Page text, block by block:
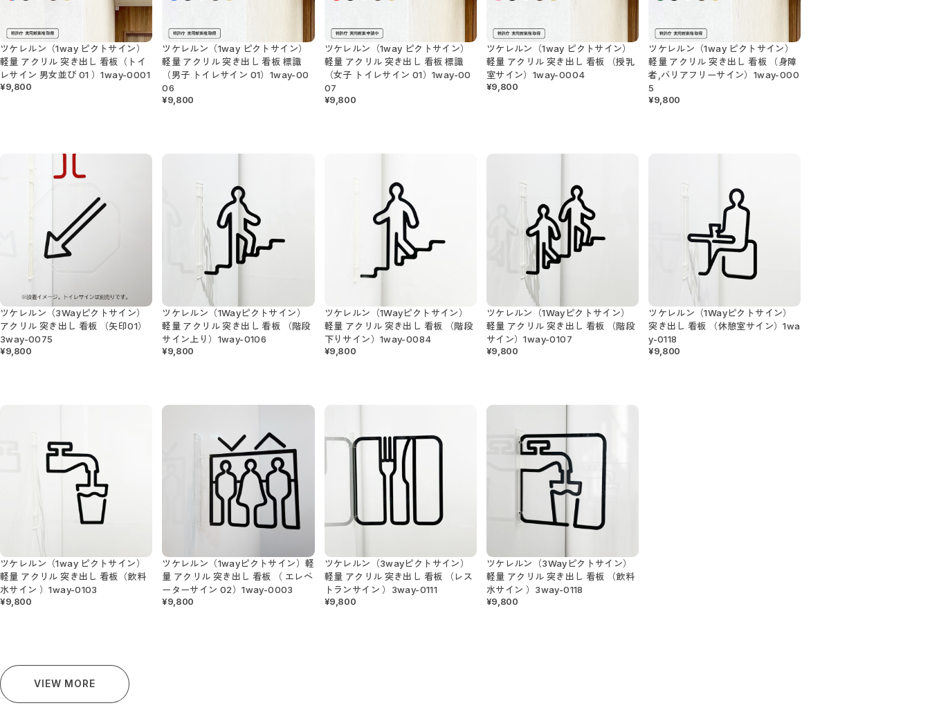
ツケレルン（1way ピクトサイン）
軽量 アクリル 突き出し 看板（トイ
レサイン 男女並び 01 ）1way-0001
¥9,800
ツケレルン（1way ピクトサイン）
軽量 アクリル 突き出し 看板 標識
（男子 トイレサイン 01）1way-00
06
¥9,800
ツケレルン（1way ピクトサイン）
軽量 アクリル 突き出し 看板 標識
（女子 トイレサイン 01）1way-00
07
¥9,800
ツケレルン（1way ピクトサイン）
軽量 アクリル 突き出し 看板 （授乳
室サイン）1way-0004
¥9,800
ツケレルン（1way ピクトサイン）
軽量 アクリル 突き出し 看板 （身障
者,バリアフリーサイン）1way-000
5
¥9,800
ツケレルン（3Wayピクトサイン）
アクリル 突き出し 看板 （矢印01）
3way-0075
¥9,800
ツケレルン（1Wayピクトサイン）
軽量 アクリル 突き出し 看板 （階段
サイン上り）1way-0106
¥9,800
ツケレルン（1Wayピクトサイン）
軽量 アクリル 突き出し 看板 （階段
下りサイン）1way-0084
¥9,800
ツケレルン（1Wayピクトサイン）
軽量 アクリル 突き出し 看板 （階段
サイン）1way-0107
¥9,800
ツケレルン（1Wayピクトサイン）
突き出し 看板 （休憩室サイン）1wa
y-0118
¥9,800
ツケレルン（1way ピクトサイン）
軽量 アクリル 突き出し 看板（飲料
水サイン ）1way-0103
¥9,800
ツケレルン（1wayピクトサイン）軽
量 アクリル 突き出し 看板 （ エレベ
ーターサイン 02）1way-0003
¥9,800
ツケレルン（3wayピクトサイン）
軽量 アクリル 突き出し 看板 （レス
トランサイン ）3way-0111
¥9,800
ツケレルン（3Wayピクトサイン）
軽量 アクリル 突き出し 看板 （飲料
水サイン ）3way-0118
¥9,800
VIEW MORE